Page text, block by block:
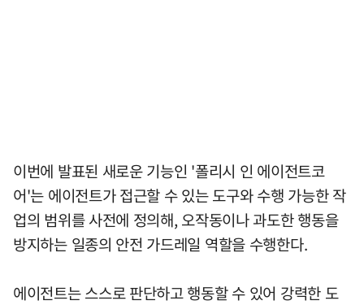
이번에 발표된 새로운 기능인 '폴리시 인 에이전트코
어'는 에이전트가 접근할 수 있는 도구와 수행 가능한 작
업의 범위를 사전에 정의해, 오작동이나 과도한 행동을
방지하는 일종의 안전 가드레일 역할을 수행한다.
에이전트는 스스로 판단하고 행동할 수 있어 강력한 도